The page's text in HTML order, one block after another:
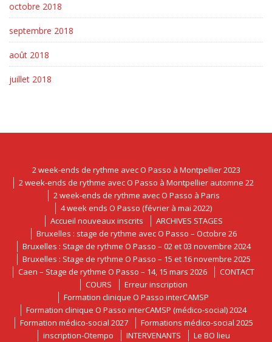
octobre 2018
septembre 2018
août 2018
juillet 2018
2 week-ends de rythme avec O Passo à Montpellier 2023
2 week-ends de rythme avec O Passo à Montpellier automne 22
2 week-ends de rythme avec O Passo à Paris
4 week ends O Passo (février à mai 2022)
Accueil nouveaux inscrits
ARCHIVES STAGES
Bruxelles : stage de rythme avec O Passo – Octobre 26
Bruxelles : Stage de rythme O Passo – 02 et 03 novembre 2024
Bruxelles : Stage de rythme O Passo – 15 et 16 novembre 2025
Caen – Stage de rythme O Passo – 14, 15 mars 2026
CONTACT
COURS
Erreur inscription
Formation clinique O Passo interCAMSP
Formation clinique O Passo interCAMSP (médico-social) 2024
Formation médico-social 2027
Formations médico-social 2025
inscription-Otempo
INTERVENANTS
Le BO lieu